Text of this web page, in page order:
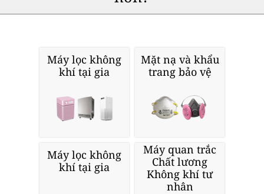
Máy lọc không
khí tại gia
Mặt nạ và khẩu
trang bảo vệ
Máy lọc không
khí tại gia
Máy quan trắc
Chất lương
Không khí tư
nhân